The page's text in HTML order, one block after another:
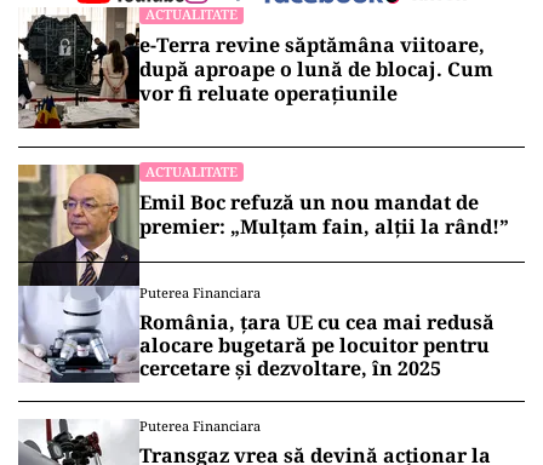
rezultate pozitive, așa cum s-a întâmplat și în
trecut. Această mișcare reprezintă un pas
semnificativ în direcția stimulării
antreprenoriatului și a dezvoltării economice
durabile în România, oferind oportunități
crescute pentru inovare și creștere în rândul
IMM-urilor.
Vrei să fii mereu la curent cu toate știrile? Urmărește
Puterea.ro și pe canalul de WhatsApp
ACTUALITATE
e-Terra revine săptămâna viitoare,
după aproape o lună de blocaj. Cum
vor fi reluate operațiunile